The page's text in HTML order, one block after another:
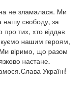
не зламалася. Ми
нашу свободу, за
тих, хто віддав
нашим героям,
віримо, що разом
настане.
Україні!